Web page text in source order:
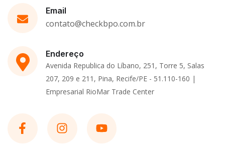
Email
contato@checkbpo.com.br
Endereço
Avenida Republica do Líbano, 251, Torre 5, Salas
207, 209 e 211, Pina, Recife/PE - 51.110-160 |
Empresarial RioMar Trade Center